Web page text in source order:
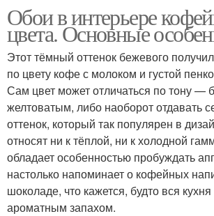
Обои в интерьере
цвета. Основные
Этот тёмный оттенок бежевого
по цвету кофе с молоком и густой
Сам цвет может отличаться по тону —
желтоватым, либо наоборот отдавать
оттенок, который так популярен в
относят ни к тёплой, ни к холодной
обладает особенностью пробуждать
настолько напоминает о кофейных
шоколаде, что кажется, будто вся
ароматным запахом.